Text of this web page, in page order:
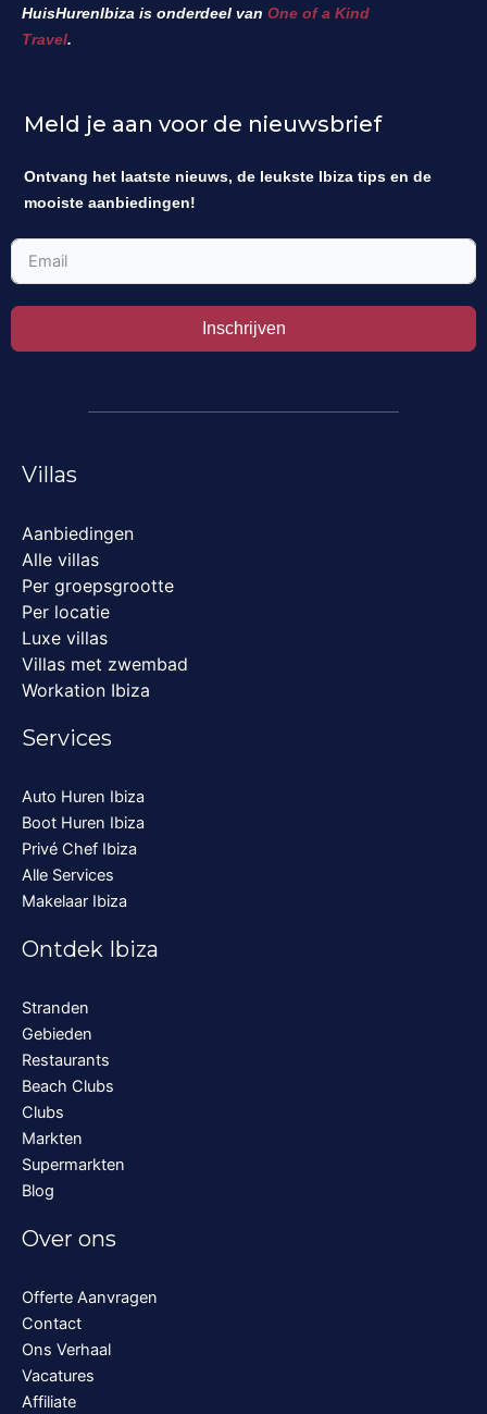
HuisHurenIbiza is onderdeel van One of a Kind
Travel.
Meld je aan voor de nieuwsbrief
Ontvang het laatste nieuws, de leukste Ibiza tips en de
mooiste aanbiedingen!
Inschrijven
Villas
Aanbiedingen
Alle villas
Per groepsgrootte
Per locatie
Luxe villas
Villas met zwembad
Workation Ibiza
Services
Auto Huren Ibiza
Boot Huren Ibiza
Privé Chef Ibiza
Alle Services
Makelaar Ibiza
Ontdek Ibiza
Stranden
Gebieden
Restaurants
Beach Clubs
Clubs
Markten
Supermarkten
Blog
Over ons
Offerte Aanvragen
Contact
Ons Verhaal
Vacatures
Affiliate